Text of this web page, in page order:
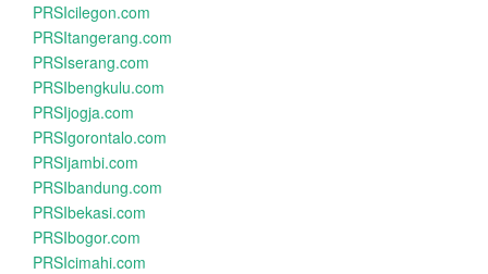
PRSIcilegon.com
PRSItangerang.com
PRSIserang.com
PRSIbengkulu.com
PRSIjogja.com
PRSIgorontalo.com
PRSIjambi.com
PRSIbandung.com
PRSIbekasi.com
PRSIbogor.com
PRSIcimahi.com